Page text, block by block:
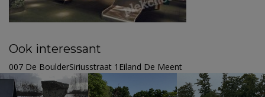
Ook interessant
007 De BoulderSiriusstraat 1Eiland De Meent